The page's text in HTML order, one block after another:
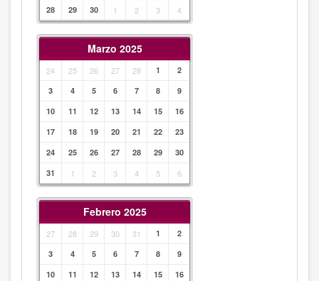
28
29 30 1 2 3 4
Marzo 2025
24 25 26 27 28 1
2
3
4 5 6 7 8
9
10
11 12 13 14 15
16
17
18 19 20 21 22
23
24
25 26 27 28 29
30
31
1 2 3 4 5 6
Febrero 2025
27 28 29 30 31 1
2
3
4 5 6 7 8
9
10
11 12 13 14 15
16